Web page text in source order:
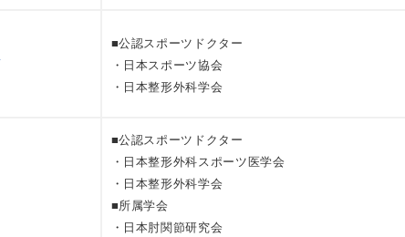
■公認スポーツドクター
・日本スポーツ協会
・日本整形外科学会
■公認スポーツドクター
・日本整形外科スポーツ医学会
・日本整形外科学会
■所属学会
・日本肘関節研究会